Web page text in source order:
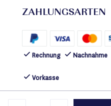
ZAHLUNGSARTEN
Rechnung Nachnahme
Vorkasse